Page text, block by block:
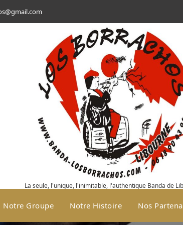
La seule, l'unique, l'inimitable, l'authentique Banda de
Notre Groupe Notre Histoire Nos